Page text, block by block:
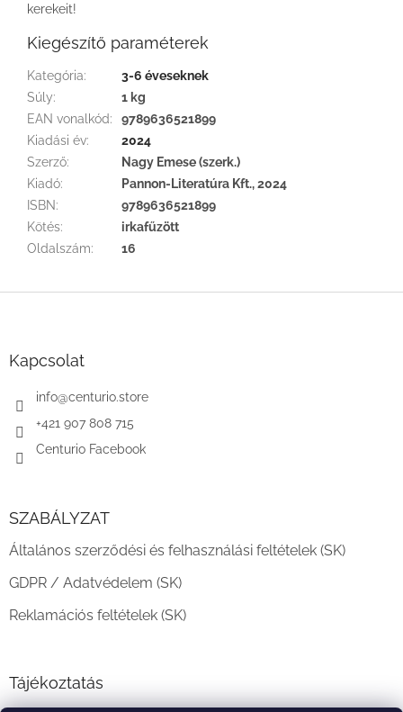
kerekeit!
Kiegészítő paraméterek
Kategória:
3-6 éveseknek
Súly:
1 kg
EAN vonalkód:
9789636521899
Kiadási év:
2024
Szerző:
Nagy Emese (szerk.)
Kiadó:
Pannon-Literatúra Kft., 2024
ISBN:
9789636521899
Kötés:
irkafűzött
Oldalszám: 16
Kapcsolat
info@centurio.store
+421 907 808 715
Centurio Facebook
SZABÁLYZAT
Általános szerződési és felhasználási feltételek (SK)
GDPR / Adatvédelem (SK)
Reklamációs feltételek (SK)
Tájékoztatás